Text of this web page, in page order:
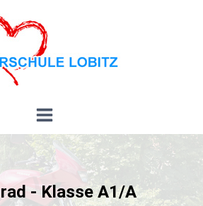
- Klasse A1/A